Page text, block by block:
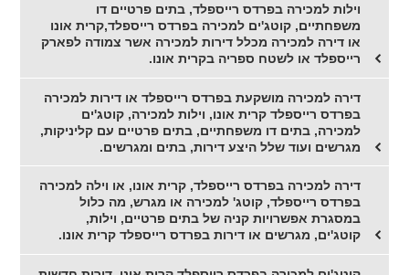
וילות למכירה בפרדס רייספלד, בתים פרטיים דו
משפחתיים, קוטג'ים למכירה בפרדס רייספלד,קרית אונו
או דירה למכירה מכלל דירות למכירה אשר צמודה לפארק
רייספלד או לשטח ספריה בקרית אונו.
דירה למכירה מושקעת בפרדס רייספלד או דירות למכירה
בפרדס רייספלד קרית אונו, וילות למכירה, קוטג'ים
למכירה, בתים דו משפחתיים, בתים פרטיים עם קליניקות,
מגרשים ועוד שלל היצע דירות, בתים ומגרשים.
דירה למכירה בפרדס רייספלד, קרית אונו, או וילה למכירה
בפרדס רייספלד, קוטג' למכירה או מגרש, מה כלול
במסגרת אפשרויות קניה של בתים פרטיים, וילות,
קוטג'ים, מגרשים או דירות בפרדס רייספלד קרית אונו.